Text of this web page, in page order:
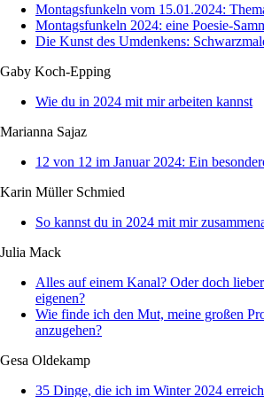
Montagsfunkeln vom 15.01.2024:
Montagsfunkeln 2024: eine Poesie-
Die Kunst des Umdenkens:
Gaby Koch-Epping
Wie du in 2024 mit mir arbeiten kannst
Marianna Sajaz
12 von 12 im Januar 2024: Ein
Karin Müller Schmied
So kannst du in 2024 mit mir
Julia Mack
Alles auf einem Kanal? Oder doch
eigenen?
Wie finde ich den Mut, meine großen
anzugehen?
Gesa Oldekamp
35 Dinge, die ich im Winter 2024